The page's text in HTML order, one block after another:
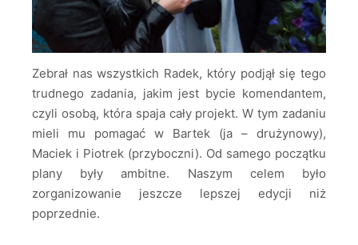
Zebrał nas wszystkich Radek, który podjął się tego
trudnego zadania, jakim jest bycie komendantem,
czyli osobą, która spaja cały projekt. W tym zadaniu
mieli mu pomagać w Bartek (ja – drużynowy),
Maciek i Piotrek (przyboczni). Od samego początku
plany były ambitne. Naszym celem było
zorganizowanie jeszcze lepszej edycji niż
poprzednie.